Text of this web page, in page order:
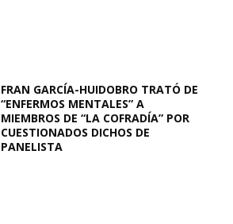
FRAN GARCÍA-HUIDOBRO TRATÓ DE
“ENFERMOS MENTALES” A
MIEMBROS DE “LA COFRADÍA” POR
CUESTIONADOS DICHOS DE
PANELISTA